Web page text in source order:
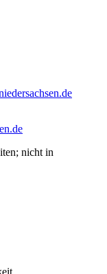
nicht in